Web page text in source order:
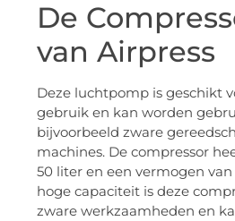
De
van Airpress
Deze luchtpomp is geschikt
gebruik en kan worden
bijvoorbeeld zware
machines. De compressor
50 liter en een vermogen van
hoge capaciteit is deze
zware werkzaamheden en